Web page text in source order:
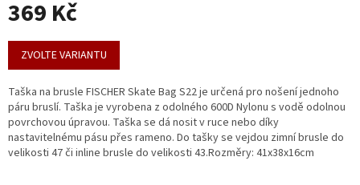
369 Kč
Měrná
cena:
ZVOLTE VARIANTU
Taška na brusle FISCHER Skate Bag S22 je určená pro nošení jednoho
páru bruslí. Taška je vyrobena z odolného 600D Nylonu s vodě odolnou
povrchovou úpravou. Taška se dá nosit v ruce nebo díky
nastavitelnému pásu přes rameno. Do tašky se vejdou zimní brusle do
velikosti 47 či inline brusle do velikosti 43.Rozměry: 41x38x16cm